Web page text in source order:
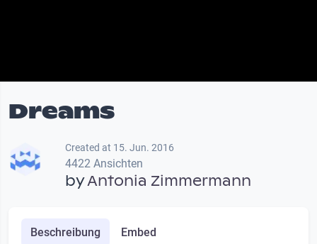
Dreams
Created at 15. Jun. 2016
4422 Ansichten
byAntonia Zimmermann
Beschreibung Embed